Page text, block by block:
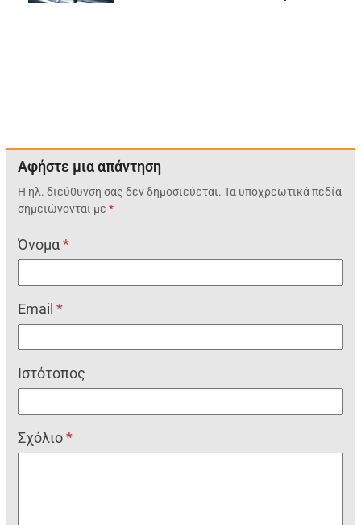
Αφήστε μια απάντηση
Η ηλ. διεύθυνση σας δεν δημοσιεύεται. Τα υποχρεωτικά πεδία
σημειώνονται με*
Όνομα*
Email*
Ιστότοπος
Σχόλιο*